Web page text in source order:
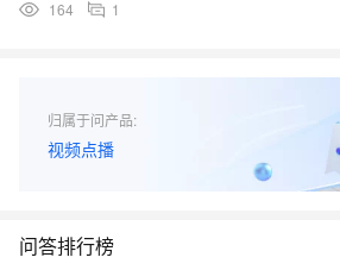
164 1
归属于问产品:
视频点播
问答排行榜